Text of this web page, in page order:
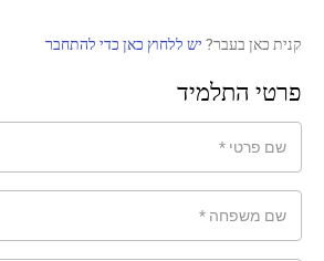
קנית כאן בעבר? יש ללחוץ כאן כדי להתחבר
פרטי התלמיד
שם פרטי *
שם משפחה *